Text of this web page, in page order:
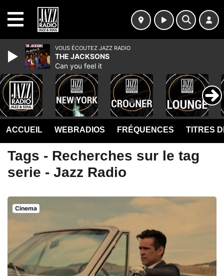
ACCUEIL WEBRADIOS FRÉQUENCES TITRES
Tags - Recherches sur le tag
serie - Jazz Radio
Cinema
VOUS ÉCOUTEZ JAZZ RADIO
THE JACKSONS
Can you feel it